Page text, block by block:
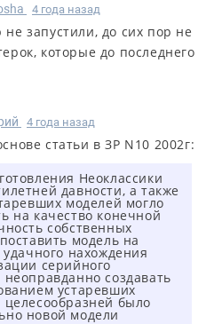
4 года назад
запустили, до сих пор не
которые до последнего
4 года назад
статьи в ЗР N10 2002г:
Неоклассики
давности, а также
моделей могло
на качество конечной
собственных
модель на
нахождения
серийного
создавать
устаревших
было
новой модели